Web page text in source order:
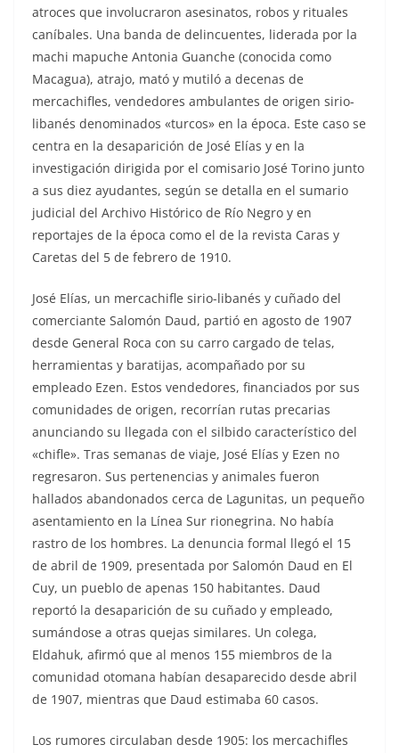
atroces que involucraron asesinatos, robos y rituales
caníbales. Una banda de delincuentes, liderada por la
machi mapuche Antonia Guanche (conocida como
Macagua), atrajo, mató y mutiló a decenas de
mercachifles, vendedores ambulantes de origen sirio-
libanés denominados «turcos» en la época. Este caso se
centra en la desaparición de José Elías y en la
investigación dirigida por el comisario José Torino junto
a sus diez ayudantes, según se detalla en el sumario
judicial del Archivo Histórico de Río Negro y en
reportajes de la época como el de la revista Caras y
Caretas del 5 de febrero de 1910.
José Elías, un mercachifle sirio-libanés y cuñado del
comerciante Salomón Daud, partió en agosto de 1907
desde General Roca con su carro cargado de telas,
herramientas y baratijas, acompañado por su
empleado Ezen. Estos vendedores, financiados por sus
comunidades de origen, recorrían rutas precarias
anunciando su llegada con el silbido característico del
«chifle». Tras semanas de viaje, José Elías y Ezen no
regresaron. Sus pertenencias y animales fueron
hallados abandonados cerca de Lagunitas, un pequeño
asentamiento en la Línea Sur rionegrina. No había
rastro de los hombres. La denuncia formal llegó el 15
de abril de 1909, presentada por Salomón Daud en El
Cuy, un pueblo de apenas 150 habitantes. Daud
reportó la desaparición de su cuñado y empleado,
sumándose a otras quejas similares. Un colega,
Eldahuk, afirmó que al menos 155 miembros de la
comunidad otomana habían desaparecido desde abril
de 1907, mientras que Daud estimaba 60 casos.
Los rumores circulaban desde 1905: los mercachifles